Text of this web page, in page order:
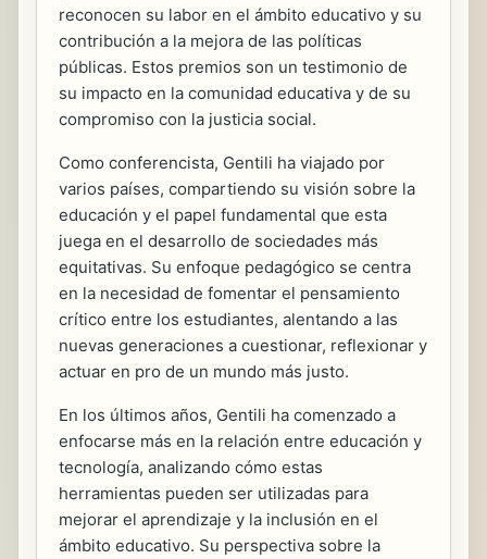
reconocen su labor en el ámbito educativo y su
contribución a la mejora de las políticas
públicas. Estos premios son un testimonio de
su impacto en la comunidad educativa y de su
compromiso con la justicia social.
Como conferencista, Gentili ha viajado por
varios países, compartiendo su visión sobre la
educación y el papel fundamental que esta
juega en el desarrollo de sociedades más
equitativas. Su enfoque pedagógico se centra
en la necesidad de fomentar el pensamiento
crítico entre los estudiantes, alentando a las
nuevas generaciones a cuestionar, reflexionar y
actuar en pro de un mundo más justo.
En los últimos años, Gentili ha comenzado a
enfocarse más en la relación entre educación y
tecnología, analizando cómo estas
herramientas pueden ser utilizadas para
mejorar el aprendizaje y la inclusión en el
ámbito educativo. Su perspectiva sobre la